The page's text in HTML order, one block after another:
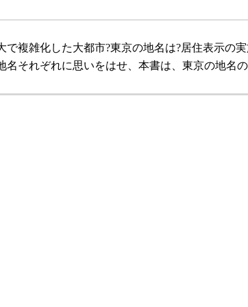
で複雑化した大都市?東京の地名は?居住表示の
名それぞれに思いをはせ、本書は、東京の地名